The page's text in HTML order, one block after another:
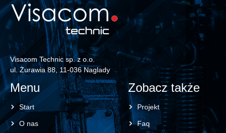
Visacom Technic sp. z o.o.
ul. Żurawia 88, 11-036 Naglady
Menu
Start
O nas
Zobacz także
Projekt
Faq